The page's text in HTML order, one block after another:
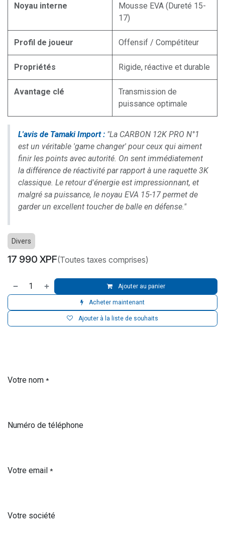
Noyau interne
Mousse EVA (Dureté 15-
17)
Profil de joueur Offensif / Compétiteur
Propriétés Rigide, réactive et durable
Avantage clé
Transmission de
puissance optimale
L'avis de Tamaki Import : "La CARBON 12K PRO N°1
est un véritable 'game changer' pour ceux qui aiment
finir les points avec autorité. On sent immédiatement
la différence de réactivité par rapport à une raquette 3K
classique. Le retour d'énergie est impressionnant, et
malgré sa puissance, le noyau EVA 15-17 permet de
garder un excellent toucher de balle en défense."
Divers
17 990 XPF(Toutes taxes comprises)
Ajouter au panier
Acheter maintenant
Ajouter à la liste de souhaits
Votre nom *
Numéro de téléphone
Votre email *
Votre société